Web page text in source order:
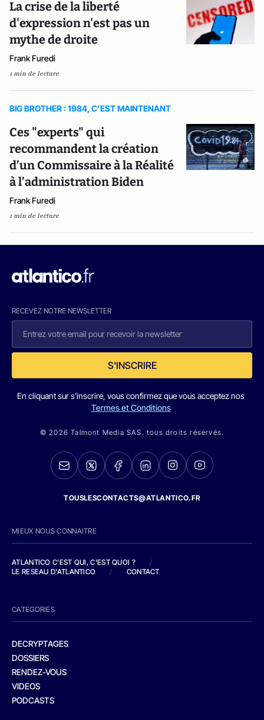
La crise de la liberté
d'expression n'est pas un
mythe de droite
Frank Furedi
1 min de lecture
BIG BROTHER : 1984, C’EST MAINTENANT
Ces "experts" qui
recommandent la création
d’un Commissaire à la Réalité
à l’administration Biden
Frank Furedi
1 min de lecture
RECEVEZ NOTRE NEWSLETTER
S'INSCRIRE
En cliquant sur s'inscrire, vous confirmez que vous acceptez nos
Termes et Conditions
© 2026 Talmont Media SAS. tous droits réservés.
TOUSLESCONTACTS@ATLANTICO.FR
MIEUX NOUS CONNAITRE
ATLANTICO C'EST QUI, C'EST QUOI ?
/
LE RESEAU D'ATLANTICO
/ CONTACT
CATEGORIES
DECRYPTAGES
DOSSIERS
RENDEZ-VOUS
VIDEOS
PODCASTS